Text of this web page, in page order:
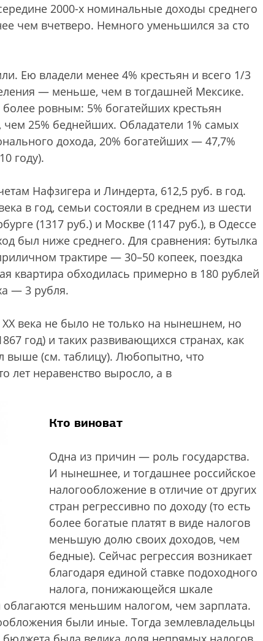
2000-х номинальные доходы среднего
чем вчетверо. Немного уменьшился за сто
Ею владели менее 4% крестьян и всего 1/3
— меньше, чем в тогдашней Мексике.
ровным: 5% богатейших крестьян
25% беднейших. Обладатели 1% самых
дохода, 20% богатейших — 47,7%
году).
Нафзигера и Линдерта, 612,5 руб. в год.
в год, семьи состояли в среднем из шести
(1317 руб.) и Москве (1147 руб.), в Одессе
был ниже среднего. Для сравнения: бутылка
трактире — 30–50 копеек, поездка
квартира обходилась примерно в 180 рублей
— 3 рубля.
века не было не только на нынешнем, но
год) и таких развивающихся странах, как
(см. таблицу). Любопытно, что
лет неравенство выросло, а в
Кто виноват
Одна из причин — роль государства.
И нынешнее, и тогдашнее российское
налогообложение в отличие от других
стран регрессивно по доходу (то есть
более богатые платят в виде налогов
меньшую долю своих доходов, чем
бедные). Сейчас регрессия возникает
благодаря единой ставке подоходного
налога, понижающейся шкале
облагаются меньшим налогом, чем зарплата.
были иные. Тогда землевладельцы